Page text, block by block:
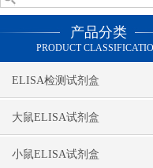
产品分类
PRODUCT
ELISA检测试剂盒
大鼠ELISA试剂盒
小鼠ELISA试剂盒